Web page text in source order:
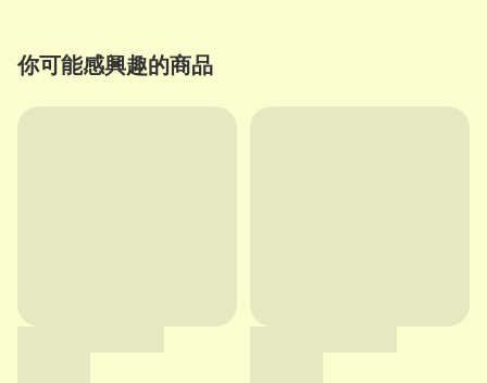
你可能感興趣的商品